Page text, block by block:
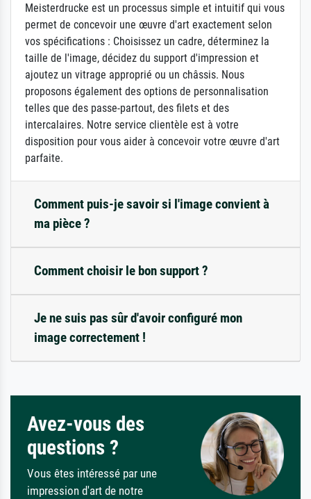
Meisterdrucke est un processus simple et intuitif qui vous
permet de concevoir une œuvre d'art exactement selon
vos spécifications : Choisissez un cadre, déterminez la
taille de l'image, décidez du support d'impression et
ajoutez un vitrage approprié ou un châssis. Nous
proposons également des options de personnalisation
telles que des passe-partout, des filets et des
intercalaires. Notre service clientèle est à votre
disposition pour vous aider à concevoir votre œuvre d'art
parfaite.
Comment puis-je savoir si l'image convient à
ma pièce ?
Comment choisir le bon support ?
Je ne suis pas sûr d'avoir configuré mon
image correctement !
Avez-vous des
questions ?
Vous êtes intéressé par une
impression d'art de notre